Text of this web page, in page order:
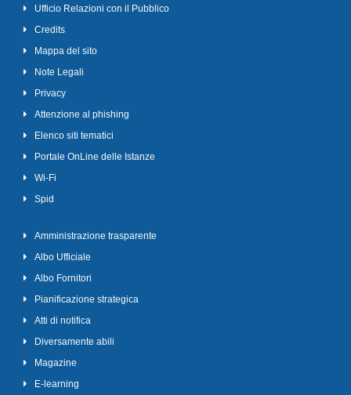
Ufficio Relazioni con il Pubblico
Credits
Mappa del sito
Note Legali
Privacy
Attenzione al phishing
Elenco siti tematici
Portale OnLine delle Istanze
Wi-Fi
Spid
Amministrazione trasparente
Albo Ufficiale
Albo Fornitori
Pianificazione strategica
Atti di notifica
Diversamente abili
Magazine
E-learning